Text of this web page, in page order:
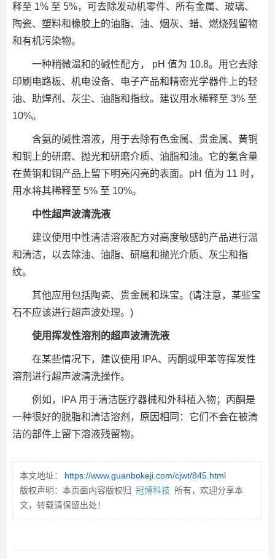
释至 1% 至 5%，可去除发动机零件、所有金属、玻璃、
陶瓷、塑料和橡胶上的油脂、油、烟灰、蜡、燃烧残留物
和有机污染物。
一种稍微温和的碱性配方， pH 值为 10.8。用它去除
印刷电路板、机电设备、电子产品和精密光学器件上的轻
油、助焊剂、灰尘、油脂和指纹。建议用水稀释至 3% 至
10%。
含氨的碱性溶液，用于去除有色金属、贵金属、黄铜
和铜上的研磨、抛光和研磨介质、油脂和油。它的氨含量
在黄铜和铜产品上留下明亮闪亮的表面。pH 值为 11 时，
用水将其稀释至 5% 至 10%。
中性超声波清洗液
建议使用中性清洁溶液配方对高度敏感的产品进行温
和清洁，以去除油、油脂、研磨和抛光介质、灰尘和指
纹。
其他应用包括陶瓷、贵金属和珠宝。(请注意，某些宝
石不应该进行超声波处理。)
使用挥发性溶剂的超声波清洗液
在某些情况下，建议使用 IPA、丙酮或甲苯等挥发性
溶剂进行超声波清洗操作。
例如，IPA 用于清洁医疗器械和外科植入物；丙酮是
一种很好的脱脂和清洁溶剂，原因相同：它们不会在被清
洁的部件上留下溶液残留物。
本文地址：
https://www.guanbokeji.com/cjwt/845.html
版权声明：本页面内容版权归 冠博科技 所有，欢迎分享本
文，转载请保留出处！